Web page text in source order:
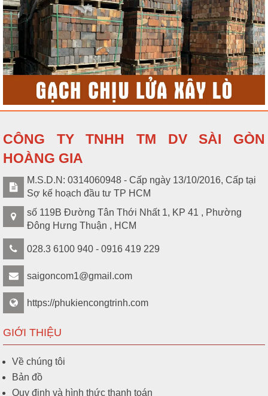
CÔNG TY TNHH TM DV SÀI GÒN
HOÀNG GIA
M.S.D.N: 0314060948 - Cấp ngày 13/10/2016, Cấp tại
Sợ kế hoạch đầu tư TP HCM
số 119B Đường Tân Thới Nhất 1, KP 41 , Phường
Đông Hưng Thuận , HCM
028.3 6100 940 - 0916 419 229
saigoncom1@gmail.com
https://phukiencongtrinh.com
GIỚI THIỆU
Về chúng tôi
Bản đồ
Quy định và hình thức thanh toán